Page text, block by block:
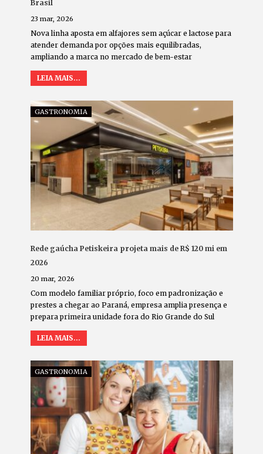
Brasil
23 mar, 2026
Nova linha aposta em alfajores sem açúcar e lactose para
atender demanda por opções mais equilibradas,
ampliando a marca no mercado de bem-estar
LEIA MAIS...
GASTRONOMIA
Rede gaúcha Petiskeira projeta mais de R$ 120 mi em
2026
20 mar, 2026
Com modelo familiar próprio, foco em padronização e
prestes a chegar ao Paraná, empresa amplia presença e
prepara primeira unidade fora do Rio Grande do Sul
LEIA MAIS...
GASTRONOMIA